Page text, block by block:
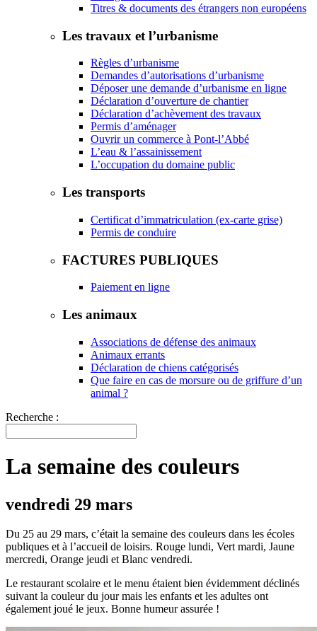
Titres & documents des étrangers non européens
Les travaux et l’urbanisme
Règles d’urbanisme
Demandes d’autorisations d’urbanisme
Déposer une demande d’urbanisme en ligne
Déclaration d’ouverture de chantier
Déclaration d’achèvement des travaux
Permis d’aménager
Ouvrir un commerce à Pont-l’Abbé
L’eau & l’assainissement
L’occupation du domaine public
Les transports
Certificat d’immatriculation (ex-carte grise)
Permis de conduire
FACTURES PUBLIQUES
Paiement en ligne
Les animaux
Associations de défense des animaux
Animaux errants
Déclaration de chiens catégorisés
Que faire en cas de morsure ou de griffure d’un
animal ?
Recherche :
La semaine des couleurs
vendredi 29 mars
Du 25 au 29 mars, c’était la semaine des couleurs dans les écoles
publiques et à l’accueil de loisirs. Rouge lundi, Vert mardi, Jaune
mercredi, Orange jeudi et Blanc vendredi.
Le restaurant scolaire et le menu étaient bien évidemment déclinés
suivant la couleur du jour mais les enfants et les adultes ont
également joué le jeux. Bonne humeur assurée !